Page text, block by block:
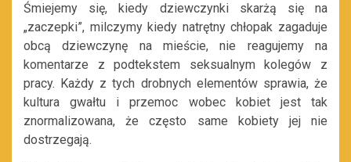
Śmiejemy się, kiedy dziewczynki skarżą się na
„zaczepki”, milczymy kiedy natrętny chłopak zagaduje
obcą dziewczynę na mieście, nie reagujemy na
komentarze z podtekstem seksualnym kolegów z
pracy. Każdy z tych drobnych elementów sprawia, że
kultura gwałtu i przemoc wobec kobiet jest tak
znormalizowana, że często same kobiety jej nie
dostrzegają.